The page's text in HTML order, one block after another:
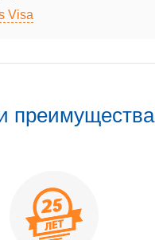
Visa
преимущества